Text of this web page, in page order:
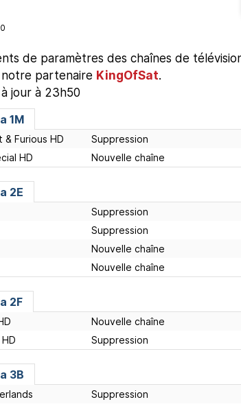
de paramètres des chaînes de
partenaire KingOfSat.
jour à 23h50
1M
& Furious HD Suppression
HD
Nouvelle chaîne
2E
Suppression
Suppression
Nouvelle chaîne
Nouvelle chaîne
2F
Nouvelle chaîne
Suppression
3B
Suppression